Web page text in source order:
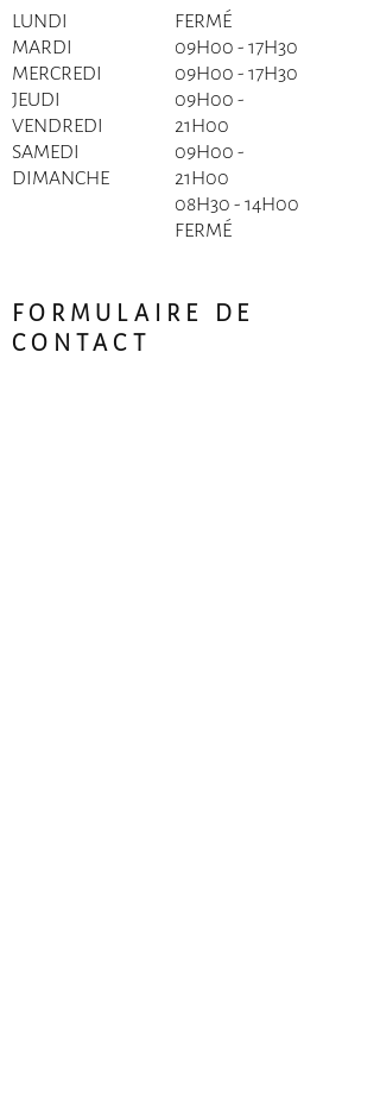
LUNDI
MARDI
MERCREDI
JEUDI
VENDREDI
SAMEDI
DIMANCHE
FERMÉ
09H00 - 17H30
09H00 - 17H30
09H00 -
21H00
09H00 -
21H00
08H30 - 14H00
FERMÉ
FORMULAIRE DE
CONTACT